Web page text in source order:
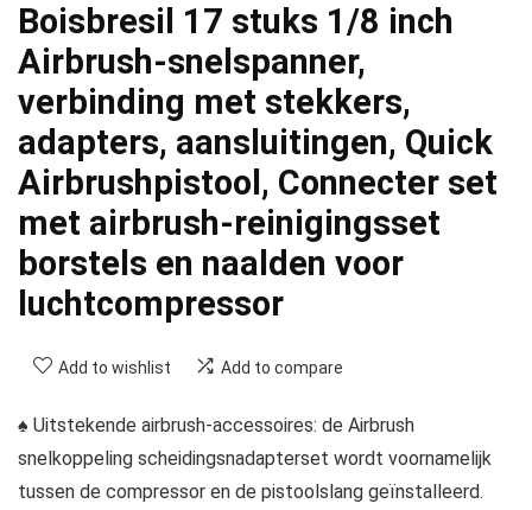
Boisbresil 17 stuks 1/8 inch
Airbrush-snelspanner,
verbinding met stekkers,
adapters, aansluitingen, Quick
Airbrushpistool, Connecter set
met airbrush-reinigingsset
borstels en naalden voor
luchtcompressor
Add to wishlist Add to compare
♠ Uitstekende airbrush-accessoires: de Airbrush
snelkoppeling scheidingsnadapterset wordt voornamelijk
tussen de compressor en de pistoolslang geïnstalleerd.